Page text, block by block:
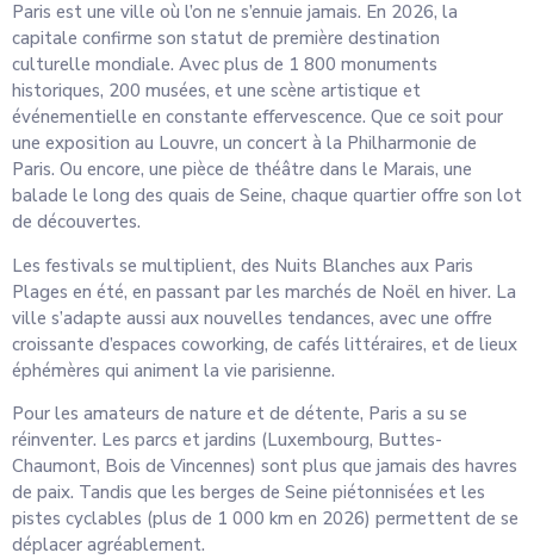
Paris est une ville où l’on ne s’ennuie jamais. En 2026, la
capitale confirme son statut de première destination
culturelle mondiale. Avec plus de 1 800 monuments
historiques, 200 musées, et une scène artistique et
événementielle en constante effervescence. Que ce soit pour
une exposition au Louvre, un concert à la Philharmonie de
Paris. Ou encore, une pièce de théâtre dans le Marais, une
balade le long des quais de Seine, chaque quartier offre son lot
de découvertes.
Les festivals se multiplient, des Nuits Blanches aux Paris
Plages en été, en passant par les marchés de Noël en hiver. La
ville s’adapte aussi aux nouvelles tendances, avec une offre
croissante d’espaces coworking, de cafés littéraires, et de lieux
éphémères qui animent la vie parisienne.
Pour les amateurs de nature et de détente, Paris a su se
réinventer. Les parcs et jardins (Luxembourg, Buttes-
Chaumont, Bois de Vincennes) sont plus que jamais des havres
de paix. Tandis que les berges de Seine piétonnisées et les
pistes cyclables (plus de 1 000 km en 2026) permettent de se
déplacer agréablement.